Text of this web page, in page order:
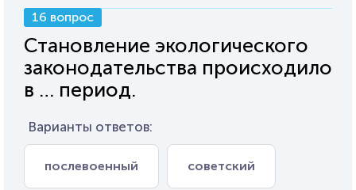
16 вопрос
Становление экологического
законодательства происходило
в … период.
Варианты ответов:
послевоенный советский